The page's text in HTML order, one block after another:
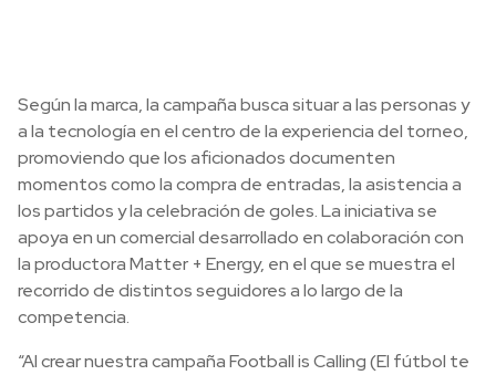
Según la marca, la campaña busca situar a las personas y
a la tecnología en el centro de la experiencia del torneo,
promoviendo que los aficionados documenten
momentos como la compra de entradas, la asistencia a
los partidos y la celebración de goles. La iniciativa se
apoya en un comercial desarrollado en colaboración con
la productora Matter + Energy, en el que se muestra el
recorrido de distintos seguidores a lo largo de la
competencia.
“Al crear nuestra campaña Football is Calling (El fútbol te